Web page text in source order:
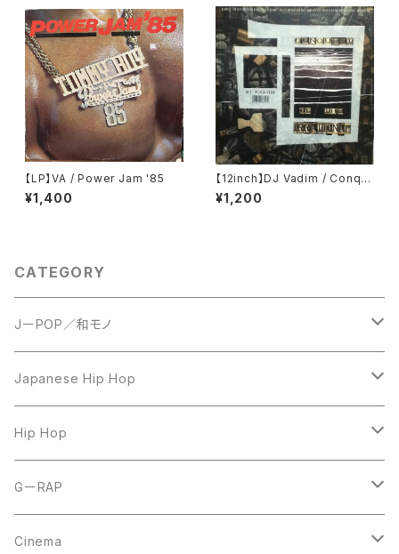
【LP】VA / Power Jam '85
¥1,400
【12inch】DJ Vadim / Conqu
est Of The Irrational
¥1,200
CATEGORY
JーPOP／和モノ
LP
7inch
CD
12inch
Japanese Hip Hop
12inch
LP
Hip Hop
LP
12inch
GーRAP
12inch
Cinema